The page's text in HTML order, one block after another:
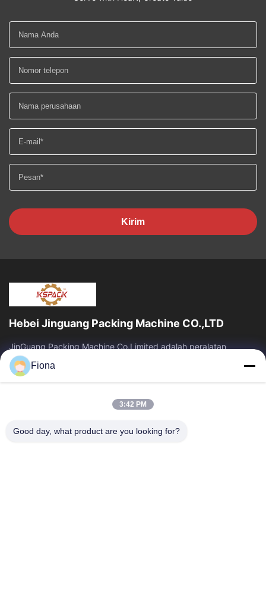
Kirim
Hebei Jinguang Packing Machine CO.,LTD
JinGuang Packing Machine Co.Limited adalah peralatan
pencetakan karton bergelombang profesional dan mesin terkait
untuk produksi karton selama...
Tautan Cepat
Produk
Tentang Kami
Tur Pabrik
Fiona
3:42 PM
Good day, what product are you looking for?